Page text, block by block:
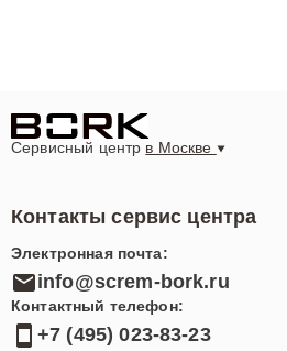
Сервисный центр в Москве
Контакты сервис центра
Электронная почта:
info@screm-bork.ru
Контактный телефон:
+7 (495) 023-83-23